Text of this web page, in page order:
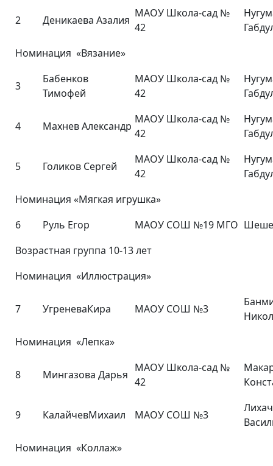
2 Деникаева Азалия
МАОУ Школа-сад №
42
Номинация «Вязание»
3
Бабенков
Тимофей
МАОУ Школа-сад №
42
4 Махнев Александр
МАОУ Школа-сад №
42
5 Голиков Сергей
МАОУ Школа-сад №
42
Номинация «Мягкая игрушка»
6
Руль Егор МАОУ СОШ №19 МГО
Возрастная группа 10-13 лет
Номинация «Иллюстрация»
7 УгреневаКира МАОУ СОШ №3
Номинация «Лепка»
8 Мингазова Дарья
МАОУ Школа-сад №
42
9 КалайчевМихаил МАОУ СОШ №3
Номинация «Коллаж»